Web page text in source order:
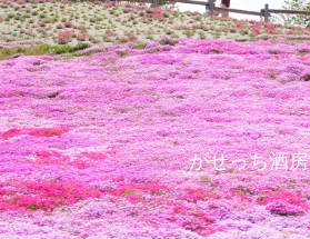
がせっち酒房